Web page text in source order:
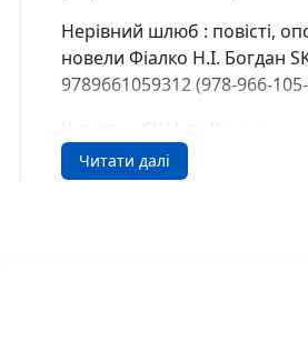
Нерівний шлюб : повісті,
новели Фіалко Н.І. Богдан
9789661059312 (978-966-
В інтернет-книгарні
можете легко замовити
Читати далі